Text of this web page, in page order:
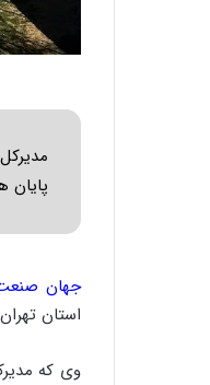
پایان
جهان
استان